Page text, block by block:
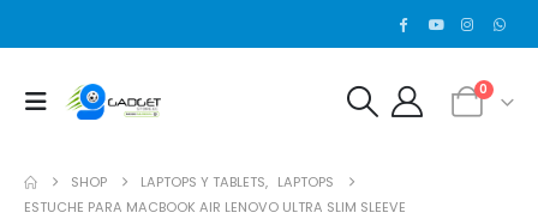
0
SHOP LAPTOPS Y TABLETS, LAPTOPS
ESTUCHE PARA MACBOOK AIR LENOVO ULTRA SLIM SLEEVE